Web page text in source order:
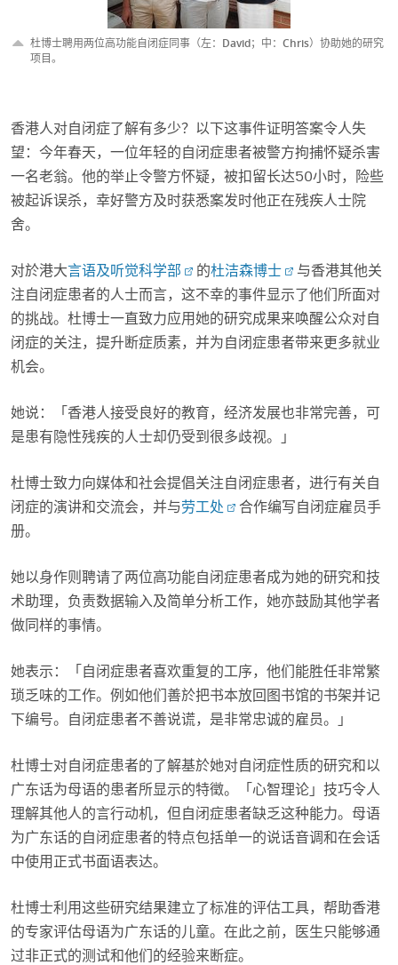
杜博士聘用两位高功能自闭症同事（左：David；中：Chris）协助她的研究
项目。
香港人对自闭症了解有多少？以下这事件证明答案令人失
望：今年春天，一位年轻的自闭症患者被警方拘捕怀疑杀害
一名老翁。他的举止令警方怀疑，被扣留长达50小时，险些
被起诉误杀，幸好警方及时获悉案发时他正在残疾人士院
舍。
对於港大言语及听觉科学部 的杜洁森博士
与香港其他关
注自闭症患者的人士而言，这不幸的事件显示了他们所面对
的挑战。杜博士一直致力应用她的研究成果来唤醒公众对自
闭症的关注，提升断症质素，并为自闭症患者带来更多就业
机会。
她说：「香港人接受良好的教育，经济发展也非常完善，可
是患有隐性残疾的人士却仍受到很多歧视。」
杜博士致力向媒体和社会提倡关注自闭症患者，进行有关自
闭症的演讲和交流会，并与劳工处
合作编写自闭症雇员手
册。
她以身作则聘请了两位高功能自闭症患者成为她的研究和技
术助理，负责数据输入及简单分析工作，她亦鼓励其他学者
做同样的事情。
她表示：「自闭症患者喜欢重复的工序，他们能胜任非常繁
琐乏味的工作。例如他们善於把书本放回图书馆的书架并记
下编号。自闭症患者不善说谎，是非常忠诚的雇员。」
杜博士对自闭症患者的了解基於她对自闭症性质的研究和以
广东话为母语的患者所显示的特徵。「心智理论」技巧令人
理解其他人的言行动机，但自闭症患者缺乏这种能力。母语
为广东话的自闭症患者的特点包括单一的说话音调和在会话
中使用正式书面语表达。
杜博士利用这些研究结果建立了标准的评估工具，帮助香港
的专家评估母语为广东话的儿童。在此之前，医生只能够通
过非正式的测试和他们的经验来断症。